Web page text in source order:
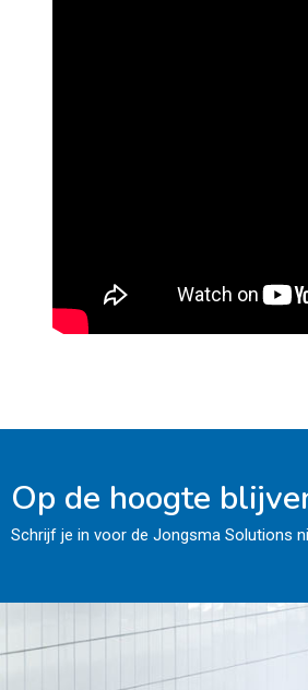
Op de hoogte
Schrijf je in voor de Jongsma Solutions